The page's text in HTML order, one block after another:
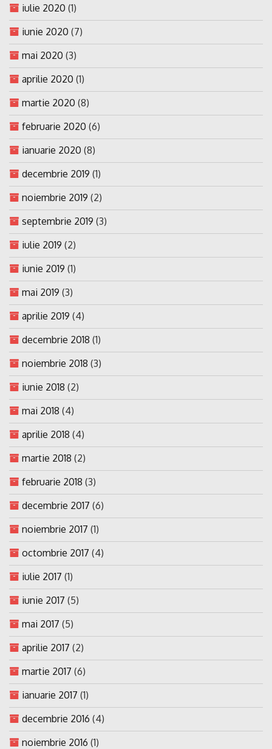
iulie 2020 (1)
iunie 2020 (7)
mai 2020 (3)
aprilie 2020 (1)
martie 2020 (8)
februarie 2020 (6)
ianuarie 2020 (8)
decembrie 2019 (1)
noiembrie 2019 (2)
septembrie 2019 (3)
iulie 2019 (2)
iunie 2019 (1)
mai 2019 (3)
aprilie 2019 (4)
decembrie 2018 (1)
noiembrie 2018 (3)
iunie 2018 (2)
mai 2018 (4)
aprilie 2018 (4)
martie 2018 (2)
februarie 2018 (3)
decembrie 2017 (6)
noiembrie 2017 (1)
octombrie 2017 (4)
iulie 2017 (1)
iunie 2017 (5)
mai 2017 (5)
aprilie 2017 (2)
martie 2017 (6)
ianuarie 2017 (1)
decembrie 2016 (4)
noiembrie 2016 (1)